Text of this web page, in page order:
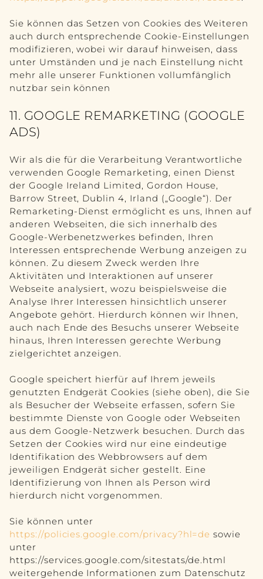
Sie können das Setzen von Cookies des Weiteren
auch durch entsprechende Cookie-Einstellungen
modifizieren, wobei wir darauf hinweisen, dass
unter Umständen und je nach Einstellung nicht
mehr alle unserer Funktionen vollumfänglich
nutzbar sein können
11. GOOGLE REMARKETING (GOOGLE
ADS)
Wir als die für die Verarbeitung Verantwortliche
verwenden Google Remarketing, einen Dienst
der Google Ireland Limited, Gordon House,
Barrow Street, Dublin 4, Irland („Google“). Der
Remarketing-Dienst ermöglicht es uns, Ihnen auf
anderen Webseiten, die sich innerhalb des
Google-Werbenetzwerkes befinden, Ihren
Interessen entsprechende Werbung anzeigen zu
können. Zu diesem Zweck werden Ihre
Aktivitäten und Interaktionen auf unserer
Webseite analysiert, wozu beispielsweise die
Analyse Ihrer Interessen hinsichtlich unserer
Angebote gehört. Hierdurch können wir Ihnen,
auch nach Ende des Besuchs unserer Webseite
hinaus, Ihren Interessen gerechte Werbung
zielgerichtet anzeigen.
Google speichert hierfür auf Ihrem jeweils
genutzten Endgerät Cookies (siehe oben), die Sie
als Besucher der Webseite erfassen, sofern Sie
bestimmte Dienste von Google oder Webseiten
aus dem Google-Netzwerk besuchen. Durch das
Setzen der Cookies wird nur eine eindeutige
Identifikation des Webbrowsers auf dem
jeweiligen Endgerät sicher gestellt. Eine
Identifizierung von Ihnen als Person wird
hierdurch nicht vorgenommen.
Sie können unter
https://policies.google.com/privacy?hl=de sowie
unter
https://services.google.com/sitestats/de.html
weitergehende Informationen zum Datenschutz